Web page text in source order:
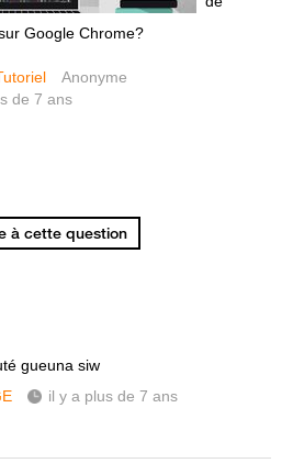
Google Chrome?
Anonyme
de 7 ans
à cette question
gueuna siw
il y a plus de 7 ans